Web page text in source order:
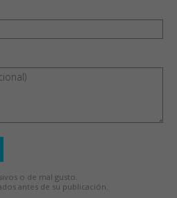
o de mal gusto.
antes de su publicación.